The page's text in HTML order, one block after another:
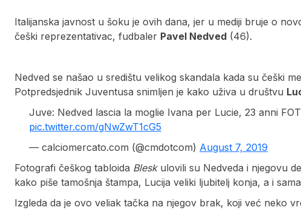
Italijanska javnost u šoku je ovih dana, jer u mediji bruje o
češki reprezentativac, fudbaler Pavel Nedved (46).
Nedved se našao u središtu velikog skandala kada su češki
Potpredsjednik Juventusa snimljen je kako uživa u društvu
Juve: Nedved lascia la moglie Ivana per Lucie, 23 anni
pic.twitter.com/gNwZwT1cG5
— calciomercato.com (@cmdotcom) August 7, 2019
Fotografi češkog tabloida Bleskulovili su Nedveda i njegovu
kako piše tamošnja štampa, Lucija veliki ljubitelj konja, a i
Izgleda da je ovo veliak tačka na njegov brak, koji već neko